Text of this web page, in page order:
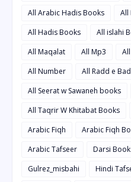
All Arabic Hadis Books
All
All Hadis Books
All islahi
All Maqalat
All Mp3
All Number
All Radd e
All Seerat w Sawaneh books
All Taqrir W Khitabat Books
Arabic Fiqh
Arabic Fiqh
Arabic Tafseer
Darsi
Gulrez_misbahi
Hindi